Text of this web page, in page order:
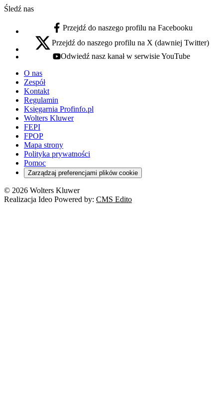
Śledź nas
facebook - otwiera się w nowej karcie
Przejdź do naszego profilu na Facebooku
x - otwiera się w nowej karcie
Przejdź do naszego profilu na X (dawniej Twitter)
youtube - otwiera się w nowej karcie
Odwiedź nasz kanał w serwisie YouTube
O nas
Zespół
Kontakt
Regulamin
Księgarnia Profinfo.pl
Wolters Kluwer
FEPI
FPOP
Mapa strony
Polityka prywatności
Pomoc
Zarządzaj preferencjami plików cookie
© 2026 Wolters Kluwer
Realizacja Ideo Powered by: CMS Edito